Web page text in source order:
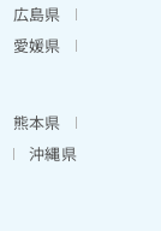
広島県
愛媛県
熊本県
沖縄県